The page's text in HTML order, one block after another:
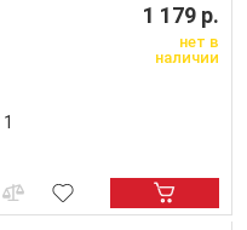
1
1 179 р.
нет в
наличии